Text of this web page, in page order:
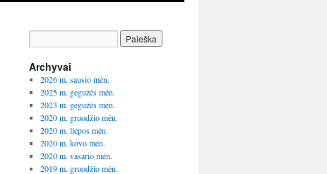
Archyvai
2026 m. sausio mėn.
2025 m. gegužės mėn.
2023 m. gegužės mėn.
2020 m. gruodžio mėn.
2020 m. liepos mėn.
2020 m. kovo mėn.
2020 m. vasario mėn.
2019 m. gruodžio mėn.